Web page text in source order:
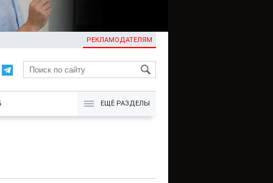
РЕКЛАМОДАТЕЛЯМ
KG
ЕЩЁ РАЗДЕЛЫ